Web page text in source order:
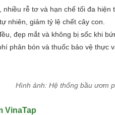
rễ tơ và hạn chế tối đa hiện
nhiên, giảm tỷ lệ chết cây con.
đẹp mắt và không bị sốc khi
phân bón và thuốc bảo vệ thực
Hình ảnh: Hệ thống bầu ươm
VinaTap